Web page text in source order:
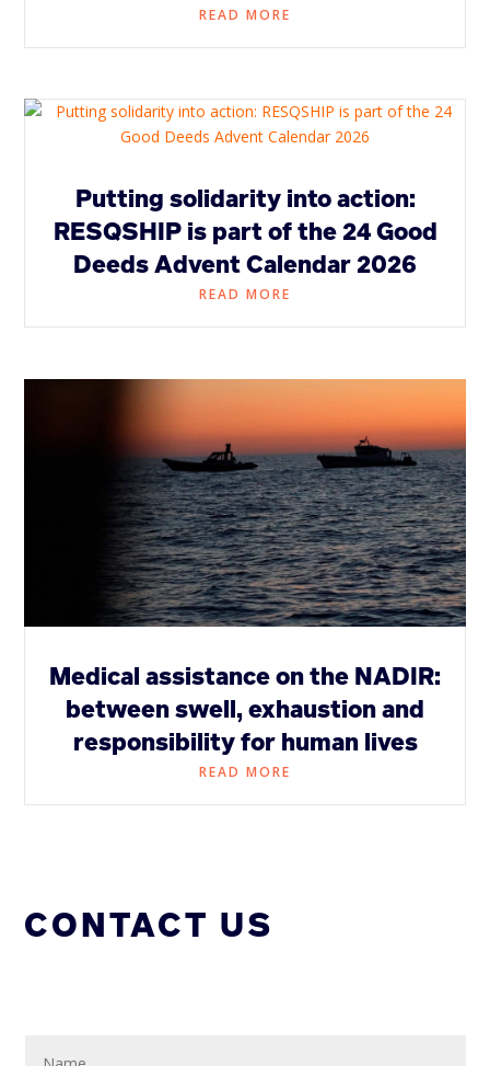
READ MORE
Putting solidarity into action:
RESQSHIP is part of the 24 Good
Deeds Advent Calendar 2026
READ MORE
Medical assistance on the NADIR:
between swell, exhaustion and
responsibility for human lives
READ MORE
CONTACT US